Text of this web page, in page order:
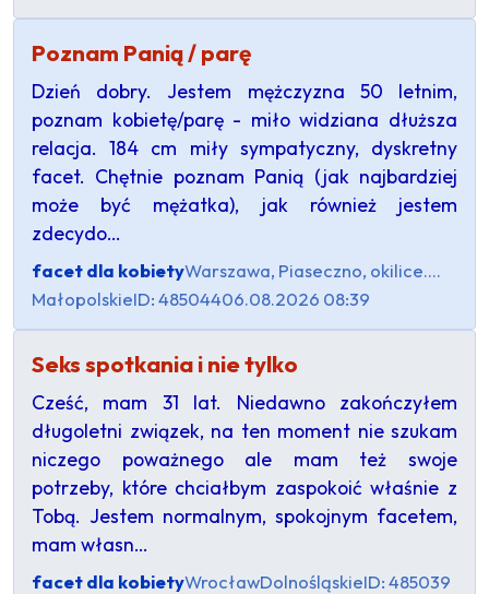
Poznam Panią / parę
Dzień dobry. Jestem mężczyzna 50 letnim,
poznam kobietę/parę - miło widziana dłuższa
relacja. 184 cm miły sympatyczny, dyskretny
facet. Chętnie poznam Panią (jak najbardziej
może być mężatka), jak również jestem
zdecydo…
facet dla kobietyWarszawa, Piaseczno, okilice....
MałopolskieID: 48504406.08.2026 08:39
Seks spotkania i nie tylko
Cześć, mam 31 lat. Niedawno zakończyłem
długoletni związek, na ten moment nie szukam
niczego poważnego ale mam też swoje
potrzeby, które chciałbym zaspokoić właśnie z
Tobą. Jestem normalnym, spokojnym facetem,
mam własn…
facet dla kobietyWrocławDolnośląskieID: 485039